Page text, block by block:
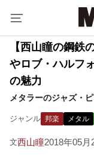
【西山瞳の鋼
やロブ・ハルフ
の魅力
メタラーのジャズ・
ジャンル 邦楽 メタル
文西山瞳2018年05月